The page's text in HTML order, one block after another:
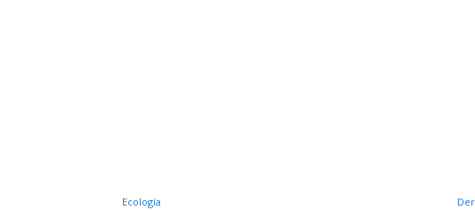
Ecología